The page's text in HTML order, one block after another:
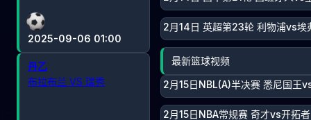
2025-09-06 01:00
丹乙
布拉布兰 VS 瑞秀
2月14日 英超第23轮 利物浦vs埃
最新篮球视频
2月15日NBL(A)半决赛 悉尼国王
2月15日NBA常规赛 奇才vs开拓